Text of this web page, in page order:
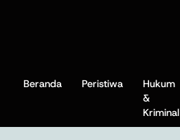
Beranda Peristiwa
Hukum
&
Kriminal